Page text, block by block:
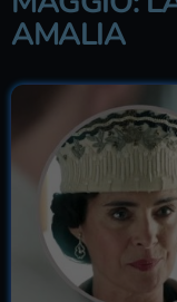
AMALIA